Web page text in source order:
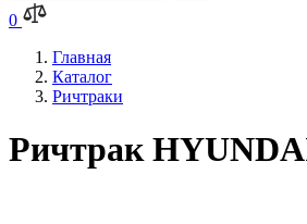
0
Главная
Каталог
Ричтраки
Ричтрак